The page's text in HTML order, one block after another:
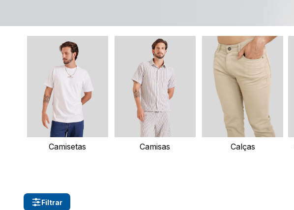
Camisetas Camisas Calças
Filtrar
9º são geraldo
calça masculina